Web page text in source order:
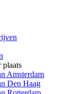
plaats
Amsterdam
Den Haag